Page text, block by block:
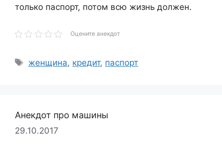
только паспорт, потом всю жизнь должен.
Оцените анекдот
Метки
женщина, кредит, паспорт
Анекдот про машины
29.10.2017